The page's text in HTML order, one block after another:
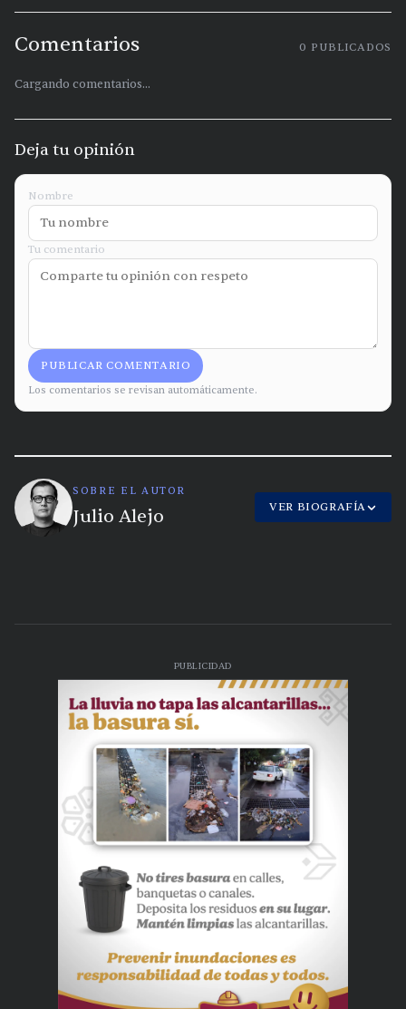
Comentarios 0 PUBLICADOS
Cargando comentarios...
Deja tu opinión
Nombre
Tu comentario
PUBLICAR COMENTARIO
Los comentarios se revisan automáticamente.
SOBRE EL AUTOR
Julio Alejo VER BIOGRAFÍA
PUBLICIDAD